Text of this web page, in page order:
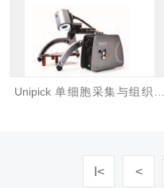
Unipick 单细胞采集与组织显
I< <